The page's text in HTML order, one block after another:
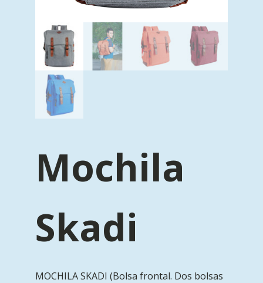
Mochila
Skadi
MOCHILA SKADI (Bolsa frontal. Dos bolsas